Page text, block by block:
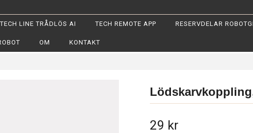
TECH LINE TRÅDLÖS AI TECH REMOTE APP RESERVDELAR
OM KONTAKT
29 kr